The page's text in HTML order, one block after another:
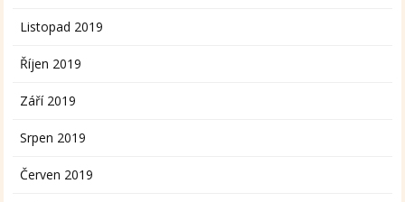
Listopad 2019
Říjen 2019
Září 2019
Srpen 2019
Červen 2019